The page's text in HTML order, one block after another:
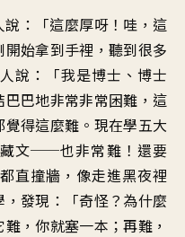
說：「這麼厚呀！哇 ， 這
始拿到手裡 ，聽到很多
說：「我是博士、博士
巴巴地非常非常困難 ， 這
覺得這麼難 。 現在學五大
文──也非常難！還要
直撞牆 ， 像走進黑夜裡
，發現：「奇怪？ 為什麼
難，你就塞一本 ；再難，